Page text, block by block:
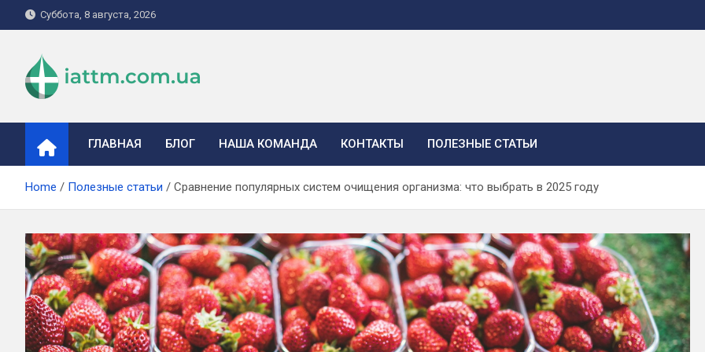
to
Суббота, 8 августа, 2026
iattm.com.ua
ГЛАВНАЯ БЛОГ НАША КОМАНДА КОНТАКТЫ ПОЛЕЗНЫЕ СТАТЬИ
Home Полезные статьи Сравнение популярных систем очищения организма: что выбрать в 2025 году